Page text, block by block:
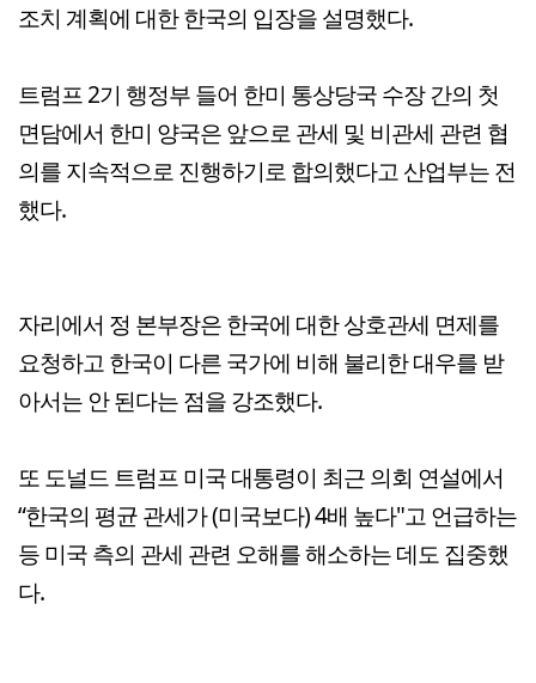
조치 계획에 대한 한국의 입장을 설명했다.
트럼프 2기 행정부 들어 한미 통상당국 수장 간의 첫
면담에서 한미 양국은 앞으로 관세 및 비관세 관련 협
의를 지속적으로 진행하기로 합의했다고 산업부는 전
했다.
자리에서 정 본부장은 한국에 대한 상호관세 면제를
요청하고 한국이 다른 국가에 비해 불리한 대우를 받
아서는 안 된다는 점을 강조했다.
또 도널드 트럼프 미국 대통령이 최근 의회 연설에서
“한국의 평균 관세가 (미국보다) 4배 높다"고 언급하는
등 미국 측의 관세 관련 오해를 해소하는 데도 집중했
다.